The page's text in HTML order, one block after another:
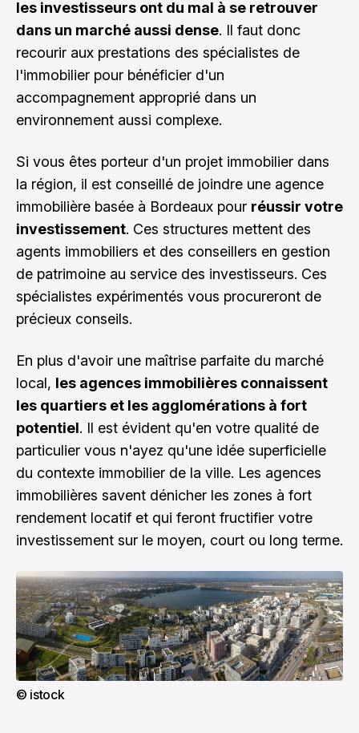
les investisseurs ont du mal à se retrouver
dans un marché aussi dense. Il faut donc
recourir aux prestations des spécialistes de
l'immobilier pour bénéficier d'un
accompagnement approprié dans un
environnement aussi complexe.
Si vous êtes porteur d'un projet immobilier dans
la région, il est conseillé de joindre une agence
immobilière basée à Bordeaux pour réussir votre
investissement. Ces structures mettent des
agents immobiliers et des conseillers en gestion
de patrimoine au service des investisseurs. Ces
spécialistes expérimentés vous procureront de
précieux conseils.
En plus d'avoir une maîtrise parfaite du marché
local, les agences immobilières connaissent
les quartiers et les agglomérations à fort
potentiel. Il est évident qu'en votre qualité de
particulier vous n'ayez qu'une idée superficielle
du contexte immobilier de la ville. Les agences
immobilières savent dénicher les zones à fort
rendement locatif et qui feront fructifier votre
investissement sur le moyen, court ou long terme.
© istock